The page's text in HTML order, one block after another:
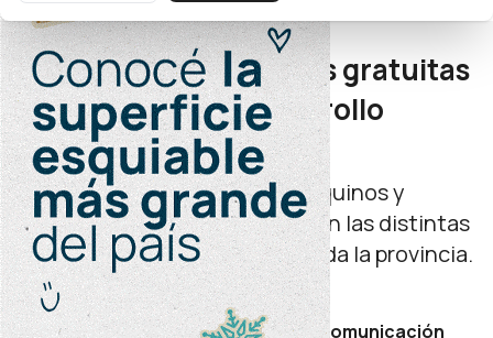
Emplea Neuquén
Nuevas capacitaciones gratuitas
para impulsar el desarrollo
laboral
A través de la plataforma, neuquinos y
neuquinas podrán inscribirse en las distintas
formaciones disponibles en toda la provincia.
jueves 18 de septiembre de 2025
Por Secretaría de Prensa y Comunicación